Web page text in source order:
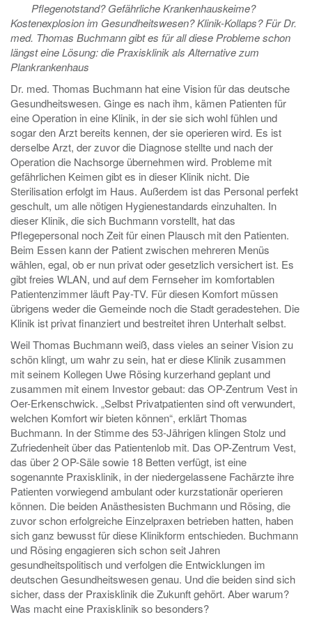
Pflegenotstand? Gefährliche Krankenhauskeime?
Kostenexplosion im Gesundheitswesen? Klinik-Kollaps? Für Dr.
med. Thomas Buchmann gibt es für all diese Probleme schon
längst eine Lösung: die Praxisklinik als Alternative zum
Plankrankenhaus
Dr. med. Thomas Buchmann hat eine Vision für das deutsche
Gesundheitswesen. Ginge es nach ihm, kämen Patienten für
eine Operation in eine Klinik, in der sie sich wohl fühlen und
sogar den Arzt bereits kennen, der sie operieren wird. Es ist
derselbe Arzt, der zuvor die Diagnose stellte und nach der
Operation die Nachsorge übernehmen wird. Probleme mit
gefährlichen Keimen gibt es in dieser Klinik nicht. Die
Sterilisation erfolgt im Haus. Außerdem ist das Personal perfekt
geschult, um alle nötigen Hygienestandards einzuhalten. In
dieser Klinik, die sich Buchmann vorstellt, hat das
Pflegepersonal noch Zeit für einen Plausch mit den Patienten.
Beim Essen kann der Patient zwischen mehreren Menüs
wählen, egal, ob er nun privat oder gesetzlich versichert ist. Es
gibt freies WLAN, und auf dem Fernseher im komfortablen
Patientenzimmer läuft Pay-TV. Für diesen Komfort müssen
übrigens weder die Gemeinde noch die Stadt geradestehen. Die
Klinik ist privat finanziert und bestreitet ihren Unterhalt selbst.
Weil Thomas Buchmann weiß, dass vieles an seiner Vision zu
schön klingt, um wahr zu sein, hat er diese Klinik zusammen
mit seinem Kollegen Uwe Rösing kurzerhand geplant und
zusammen mit einem Investor gebaut: das OP-Zentrum Vest in
Oer-Erkenschwick. „Selbst Privatpatienten sind oft verwundert,
welchen Komfort wir bieten können“, erklärt Thomas
Buchmann. In der Stimme des 53-Jährigen klingen Stolz und
Zufriedenheit über das Patientenlob mit. Das OP-Zentrum Vest,
das über 2 OP-Säle sowie 18 Betten verfügt, ist eine
sogenannte Praxisklinik, in der niedergelassene Fachärzte ihre
Patienten vorwiegend ambulant oder kurzstationär operieren
können. Die beiden Anästhesisten Buchmann und Rösing, die
zuvor schon erfolgreiche Einzelpraxen betrieben hatten, haben
sich ganz bewusst für diese Klinikform entschieden. Buchmann
und Rösing engagieren sich schon seit Jahren
gesundheitspolitisch und verfolgen die Entwicklungen im
deutschen Gesundheitswesen genau. Und die beiden sind sich
sicher, dass der Praxisklinik die Zukunft gehört. Aber warum?
Was macht eine Praxisklinik so besonders?